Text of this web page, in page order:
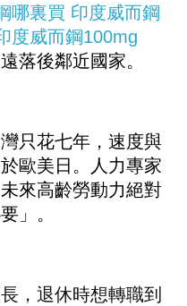
哪裏買 印度威而鋼
度威而鋼100mg
落後鄰近國家。
灣只花七年，速度與
歐美日。人力專家
來高齡勞動力絕對
」。
，退休時想轉職到